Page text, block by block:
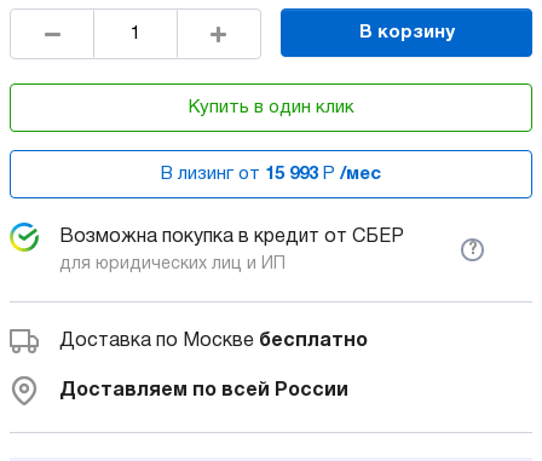
В корзину
Купить в один клик
В лизинг от 15 993 Р /мес
Возможна покупка в кредит от СБЕР
для юридических лиц и ИП
?
Доставка по Москве бесплатно
Доставляем по всей России